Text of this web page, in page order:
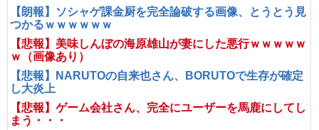
【朗報】ソシャゲ課金厨を完全論破する画像、とうとう見
つかるｗｗｗｗｗｗ
【悲報】美味しんぼの海原雄山が妻にした悪行ｗｗｗｗｗ
ｗ（画像あり）
【悲報】NARUTOの自来也さん、BORUTOで生存が確定
し大炎上
【悲報】ゲーム会社さん、完全にユーザーを馬鹿にしてし
まう・・・